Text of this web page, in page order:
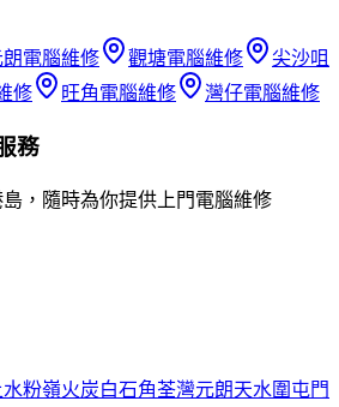
電腦維修 觀塘電腦維修
尖沙咀
修 旺角電腦維修 灣仔電腦維修
務
，隨時為你提供上門電腦維修
水粉嶺火炭白石角荃灣元朗天水圍 屯門